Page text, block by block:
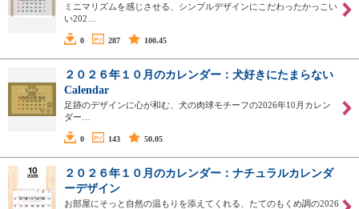
ミニマリズムを感じさせる、シンプルデザインにこだわったかっこい
い202…
0 287 100.45
２０２６年１０月のカレンダー：犬好きにたまらない
Calendar
足跡のデザインに心が和む、犬の肉球モチーフの2026年10月カレン
ダー…
0 143 50.05
２０２６年１０月のカレンダー：ナチュラルカレンダ
ーデザイン
お部屋にそっと自然の温もりを添えてくれる、たてのもくめ調の2026